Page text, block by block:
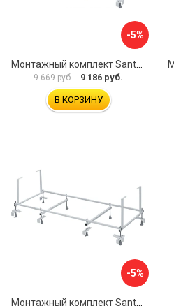
-5%
9 669 руб. 9 186 руб.
В КОРЗИНУ
-5%